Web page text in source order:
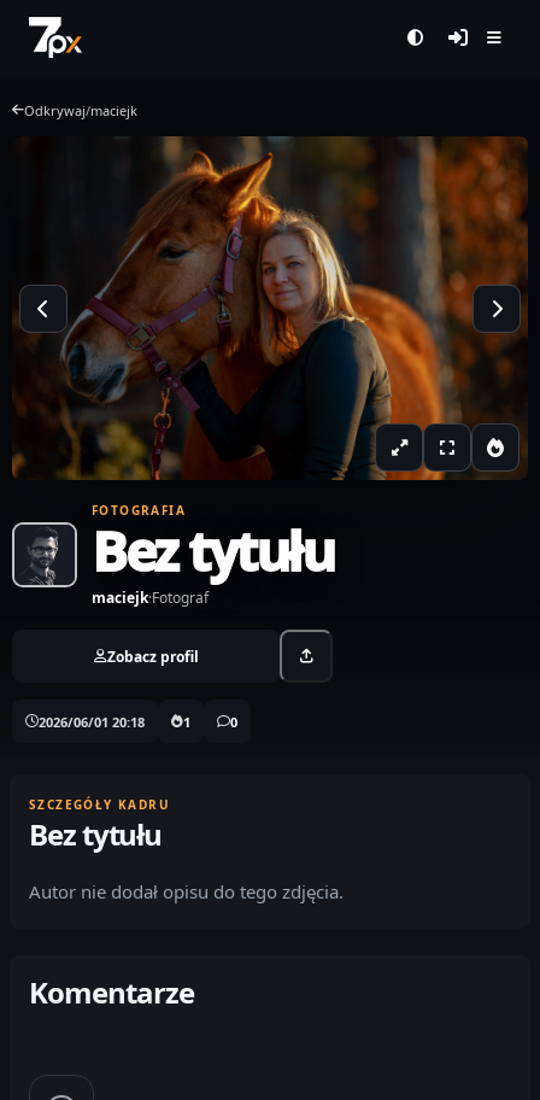
Odkrywaj/maciejk
FOTOGRAFIA
Bez tytułu
maciejk·Fotograf
Zobacz profil
2026/06/01 20:18 1 0
SZCZEGÓŁY KADRU
Bez tytułu
Autor nie dodał opisu do tego zdjęcia.
Komentarze